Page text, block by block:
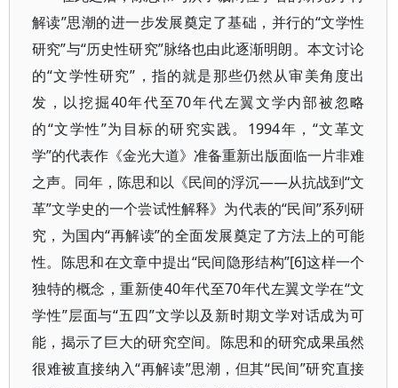
解读”思潮的进一步发展奠定了基础，并行的“文学性
研究”与“历史性研究”脉络也由此逐渐明朗。本文讨论
的“文学性研究”，指的就是那些仍然从审美角度出
发，以挖掘40年代至70年代左翼文学内部被忽略
的“文学性”为目标的研究实践。1994年，“文革文
学”的代表作《金光大道》准备重新出版面临一片非难
之声。同年，陈思和以《民间的浮沉——从抗战到“文
革”文学史的一个尝试性解释》为代表的“民间”系列研
究，为国内“再解读”的全面发展奠定了方法上的可能
性。陈思和在文章中提出“民间隐形结构”[6]这样一个
独特的概念，重新使40年代至70年代左翼文学在“文
学性”层面与“五四”文学以及新时期文学对话成为可
能，揭示了巨大的研究空间。陈思和的研究成果虽然
很难被直接纳入“再解读”思潮，但其“民间”研究直接